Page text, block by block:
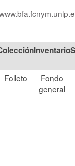
Folleto
Fondo
general